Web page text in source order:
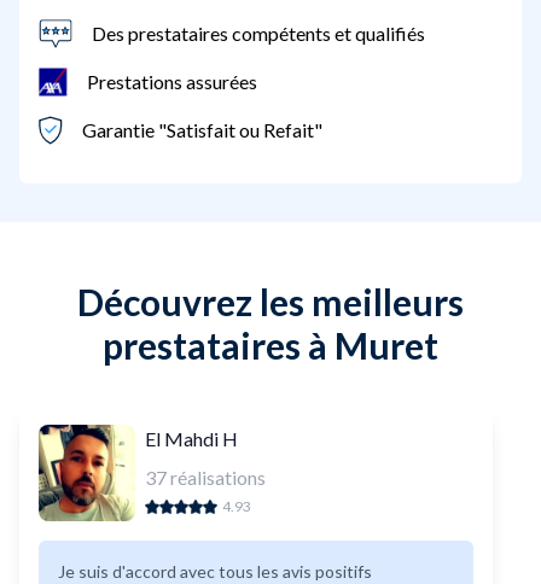
Des prestataires compétents et qualifiés
Prestations assurées
Garantie "Satisfait ou Refait"
Découvrez les meilleurs
prestataires à Muret
El Mahdi H
37réalisations
4.93
Je suis d'accord avec tous les avis positifs